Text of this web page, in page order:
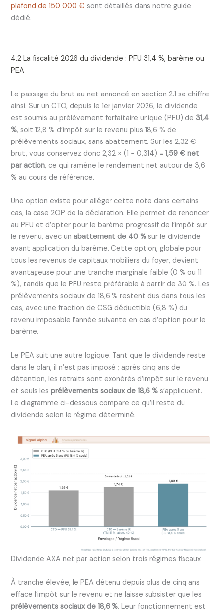
plafond de 150 000 € sont détaillés dans notre guide
dédié.
4.2 La fiscalité 2026 du dividende : PFU 31,4 %, barème ou
PEA
Le passage du brut au net annoncé en section 2.1 se chiffre
ainsi. Sur un CTO, depuis le 1er janvier 2026, le dividende
est soumis au prélèvement forfaitaire unique (PFU) de 31,4
%, soit 12,8 % d’impôt sur le revenu plus 18,6 % de
prélèvements sociaux, sans abattement. Sur les 2,32 €
brut, vous conservez donc 2,32 × (1 − 0,314) =1,59 € net
par action, ce qui ramène le rendement net autour de 3,6
% au cours de référence.
Une option existe pour alléger cette note dans certains
cas, la case 2OP de la déclaration. Elle permet de renoncer
au PFU et d’opter pour le barème progressif de l’impôt sur
le revenu, avec un abattement de 40 % sur le dividende
avant application du barème. Cette option, globale pour
tous les revenus de capitaux mobiliers du foyer, devient
avantageuse pour une tranche marginale faible (0 % ou 11
%), tandis que le PFU reste préférable à partir de 30 %. Les
prélèvements sociaux de 18,6 % restent dus dans tous les
cas, avec une fraction de CSG déductible (6,8 %) du
revenu imposable l’année suivante en cas d’option pour le
barème.
Le PEA suit une autre logique. Tant que le dividende reste
dans le plan, il n’est pas imposé ; après cinq ans de
détention, les retraits sont exonérés d’impôt sur le revenu
et seuls lesprélèvements sociaux de 18,6 % s’appliquent.
Le diagramme ci-dessous compare ce qu’il reste du
dividende selon le régime déterminé.
Dividende AXA net par action selon trois régimes fiscaux
À tranche élevée, le PEA détenu depuis plus de cinq ans
efface l’impôt sur le revenu et ne laisse subsister que les
prélèvements sociaux de 18,6 %. Leur fonctionnement est